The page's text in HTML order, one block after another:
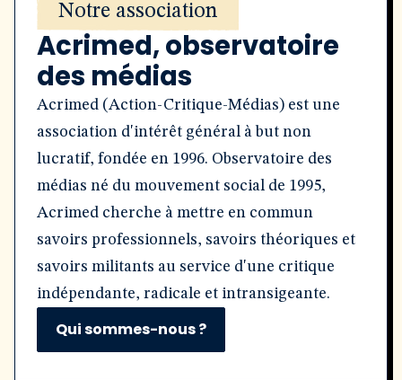
Notre association
Acrimed, observatoire
des médias
Acrimed (Action-Critique-Médias) est une
association d'intérêt général à but non
lucratif, fondée en 1996. Observatoire des
médias né du mouvement social de 1995,
Acrimed cherche à mettre en commun
savoirs professionnels, savoirs théoriques et
savoirs militants au service d'une critique
indépendante, radicale et intransigeante.
Qui sommes-nous ?